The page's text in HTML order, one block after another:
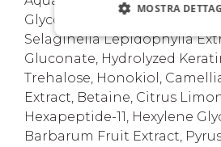
Glycol, Caprylyl Glycol, 1,2-
Selaginella Lepidophylla
Gluconate, Hydrolyzed
Trehalose, Honokiol,
Extract, Betaine, Citrus
Hexapeptide-11, Hexylene
Barbarum Fruit Extract,
MOSTRA